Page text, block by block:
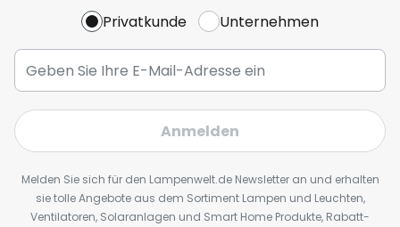
Privatkunde Unternehmen
Anmelden
Melden Sie sich für den Lampenwelt.de Newsletter an und erhalten
sie tolle Angebote aus dem Sortiment Lampen und Leuchten,
Ventilatoren, Solaranlagen und Smart Home Produkte, Rabatt-